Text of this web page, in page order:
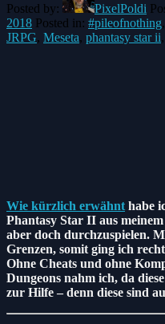
Posted by: PixelPoldi
2018 Posted in: #pileofnothing,
JRPG, Meseta, phantasy star ii,
Wie kürzlich erwähnt habe
Phantasy Star II aus
aber doch durchzuspielen.
Grenzen, somit ging ich
Ohne Cheats und ohne
Dungeons nahm ich, da
zur Hilfe – denn diese sind